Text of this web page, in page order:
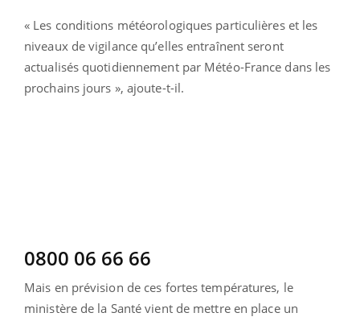
« Les conditions météorologiques particulières et les
niveaux de vigilance qu’elles entraînent seront
actualisés quotidiennement par Météo-France dans les
prochains jours », ajoute-t-il.
0800 06 66 66
Mais en prévision de ces fortes températures, le
ministère de la Santé vient de mettre en place un